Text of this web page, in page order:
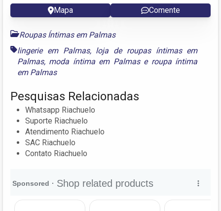
Mapa Comente
Roupas Íntimas em Palmas
lingerie em Palmas, loja de roupas íntimas em
Palmas, moda íntima em Palmase roupa íntima
em Palmas
Pesquisas Relacionadas
Whatsapp Riachuelo
Suporte Riachuelo
Atendimento Riachuelo
SAC Riachuelo
Contato Riachuelo